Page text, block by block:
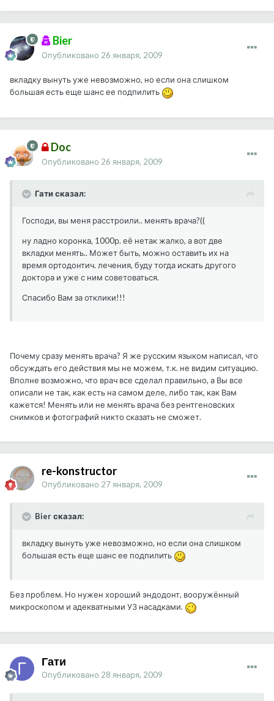
Bier
Опубликовано 26 января, 2009
вкладку вынуть уже невозможно, но если она слишком
большая есть еще шанс ее подпилить
Doc
Опубликовано 26 января, 2009
Гати сказал:
Господи, вы меня расстроили.. менять врача?((
ну ладно коронка, 1000р. её нетак жалко, а вот две
вкладки менять.. Может быть, можно оставить их на
время ортодонтич. лечения, буду тогда искать другого
доктора и уже с ним советоваться.
Спасибо Вам за отклики!!!
Почему сразу менять врача? Я же русским языком написал, что
обсуждать его действия мы не можем, т.к. не видим ситуацию.
Вполне возможно, что врач все сделал правильно, а Вы все
описали не так, как есть на самом деле, либо так, как Вам
кажется! Менять или не менять врача без рентгеновских
снимков и фотографий никто сказать не сможет.
re-konstructor
Опубликовано 27 января, 2009
Bier сказал:
вкладку вынуть уже невозможно, но если она слишком
большая есть еще шанс ее подпилить
Без проблем. Но нужен хороший эндодонт, вооружённый
микроскопом и адекватными УЗ насадками.
Гати
Опубликовано 28 января, 2009